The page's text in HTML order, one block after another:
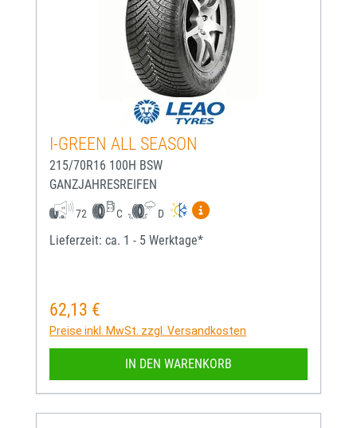
I-GREEN ALL SEASON
215/70R16 100H BSW
GANZJAHRESREIFEN
72 C D
Mehr Informationen zum
Lieferzeit: ca. 1 - 5 Werktage*
Regulärer Preis:
62,13 €
Preise inkl. MwSt. zzgl. Versandkosten
IN DEN WARENKORB